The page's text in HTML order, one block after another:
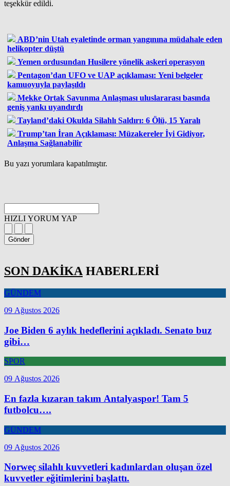
teşekkür edildi.
ABD’nin Utah eyaletinde orman yangınına müdahale eden
helikopter düştü
Yemen ordusundan Husilere yönelik askeri operasyon
Pentagon’dan UFO ve UAP açıklaması: Yeni belgeler
kamuoyuyla paylaşıldı
Mekke Ortak Savunma Anlaşması uluslararası basında
geniş yankı uyandırdı
Tayland’daki Okulda Silahlı Saldırı: 6 Ölü, 15 Yaralı
Trump’tan İran Açıklaması: Müzakereler İyi Gidiyor,
Anlaşma Sağlanabilir
Bu yazı yorumlara kapatılmıştır.
HIZLI YORUM YAP
Gönder
SON DAKİKA HABERLERİ
GÜNDEM
09 Ağustos 2026
Joe Biden 6 aylık hedeflerini açıkladı. Senato buz
gibi…
SPOR
09 Ağustos 2026
En fazla kızaran takım Antalyaspor! Tam 5
futbolcu….
GÜNDEM
09 Ağustos 2026
Norweç silahlı kuvvetleri kadınlardan oluşan özel
kuvvetler eğitimlerini başlattı.